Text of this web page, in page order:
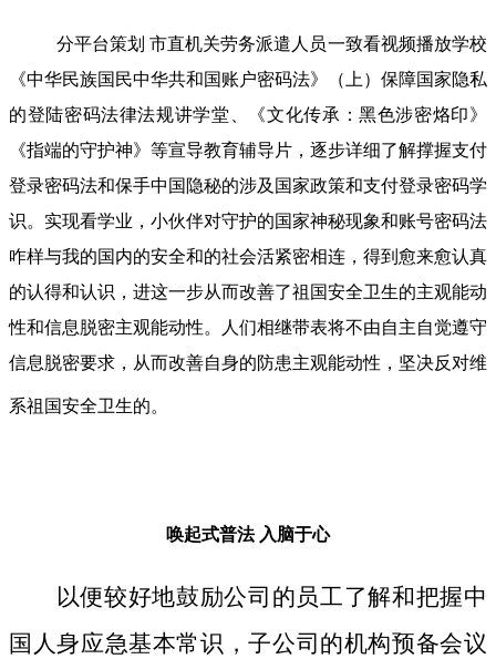
分平台策划 市直机关劳务派遣人员一致看视频播放学校
《中华民族国民中华共和国账户密码法》（上）保障国家隐私
的登陆密码法律法规讲学堂、《文化传承：黑色涉密烙印》
《指端的守护神》等宣导教育辅导片，逐步详细了解撑握支付
登录密码法和保手中国隐秘的涉及国家政策和支付登录密码学
识。实现看学业，小伙伴对守护的国家神秘现象和账号密码法
咋样与我的国内的安全和的社会活紧密相连，得到愈来愈认真
的认得和认识，进这一步从而改善了祖国安全卫生的主观能动
性和信息脱密主观能动性。人们相继带表将不由自主自觉遵守
信息脱密要求，从而改善自身的防患主观能动性，坚决反对维
系祖国安全卫生的。
唤起式普法 入脑于心
以便较好地鼓励公司的员工了解和把握中
国人身应急基本常识，子公司的机构预备会议